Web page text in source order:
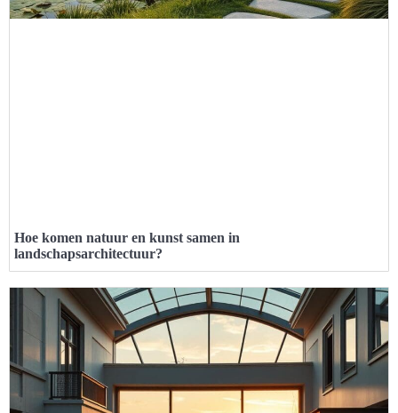
Hoe komen natuur en kunst samen in
landschapsarchitectuur?